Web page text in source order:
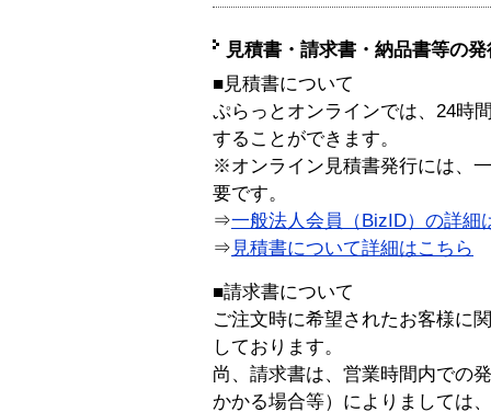
見積書・請求書・納品書等の
■見積書について
ぷらっとオンラインでは、24時
することができます。
※オンライン見積書発行には、
要です。
⇒一般法人会員（BizID）の詳細
⇒ 見積書について詳細はこちら
■請求書について
ご注文時に希望されたお客様に
しております。
尚、請求書は、営業時間内での
かかる場合等）によりましては